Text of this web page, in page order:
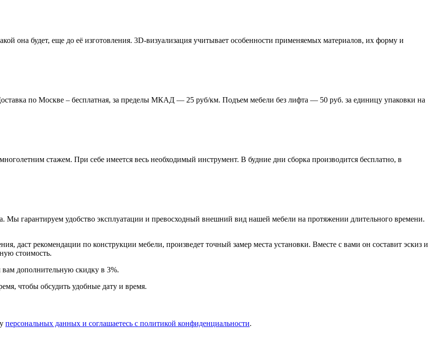
она будет, еще до её изготовления. 3D-визуализация учитывает особенности применяемых материалов, их форму и
по Москве – бесплатная, за пределы МКАД — 25 руб/км. Подъем мебели без лифта — 50 руб. за единицу упаковки на
стажем. При себе имеется весь необходимый инструмент. В будние дни сборка производится бесплатно, в
Мы гарантируем удобство эксплуатации и превосходный внешний вид нашей мебели на протяжении длительного времени.
даст рекомендации по конструкции мебели, произведет точный замер места установки. Вместе с вами он составит эскиз и
стоимость.
вам дополнительную скидку в 3%.
чтобы обсудить удобные дату и время.
персональных данных​ и соглашаетесь c политикой конфиденциальности.